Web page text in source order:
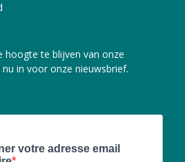
hoogte te blijven van onze
in voor onze nieuwsbrief.